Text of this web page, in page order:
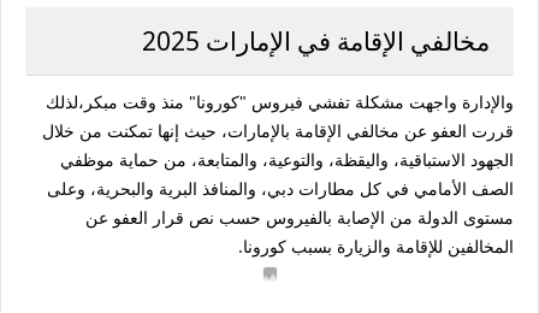
مخالفي الإقامة في الإمارات 2025
والإدارة واجهت مشكلة تفشي فيروس "كورونا" منذ وقت مبكر،لذلك
قررت العفو عن مخالفي الإقامة بالإمارات، حيث إنها تمكنت من خلال
الجهود الاستباقية، واليقظة، والتوعية، والمتابعة، من حماية موظفي
الصف الأمامي في كل مطارات دبي، والمنافذ البرية والبحرية، وعلى
مستوى الدولة من الإصابة بالفيروس حسب نص قرار العفو عن
المخالفين للإقامة والزيارة بسبب كورونا.